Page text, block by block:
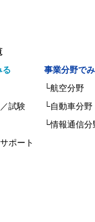
る
試験
ポート
事業分野で
└航空分野
└自動車分野
└情報通信分